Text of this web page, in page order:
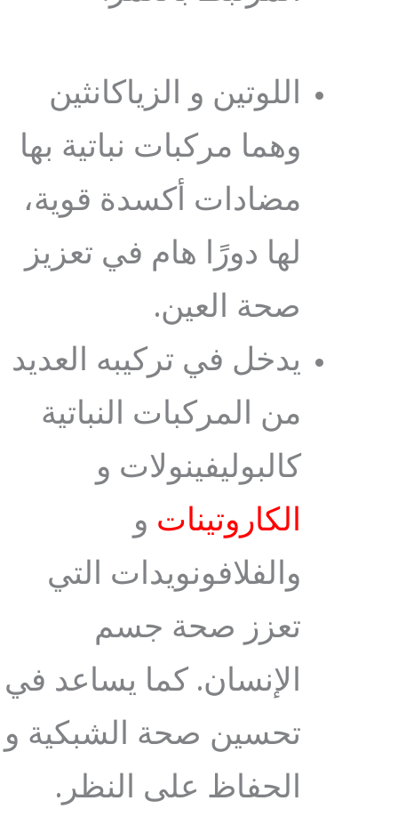
اللوتين و الزياكانثين
وهما مركبات نباتية بها
مضادات أكسدة قوية،
لها دورًا هام في تعزيز
صحة العين.
يدخل في تركيبه العديد
من المركبات النباتية
كالبوليفينولات و
الكاروتينات و
والفلافونويدات التي
تعزز صحة جسم
الإنسان. كما يساعد في
تحسين صحة الشبكية و
الحفاظ على النظر.